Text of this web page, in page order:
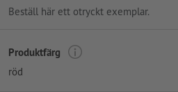
Beställ här ett otryckt exemplar.
Produktfärg
röd